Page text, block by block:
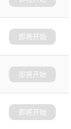
即将开始
即将开始
即将开始